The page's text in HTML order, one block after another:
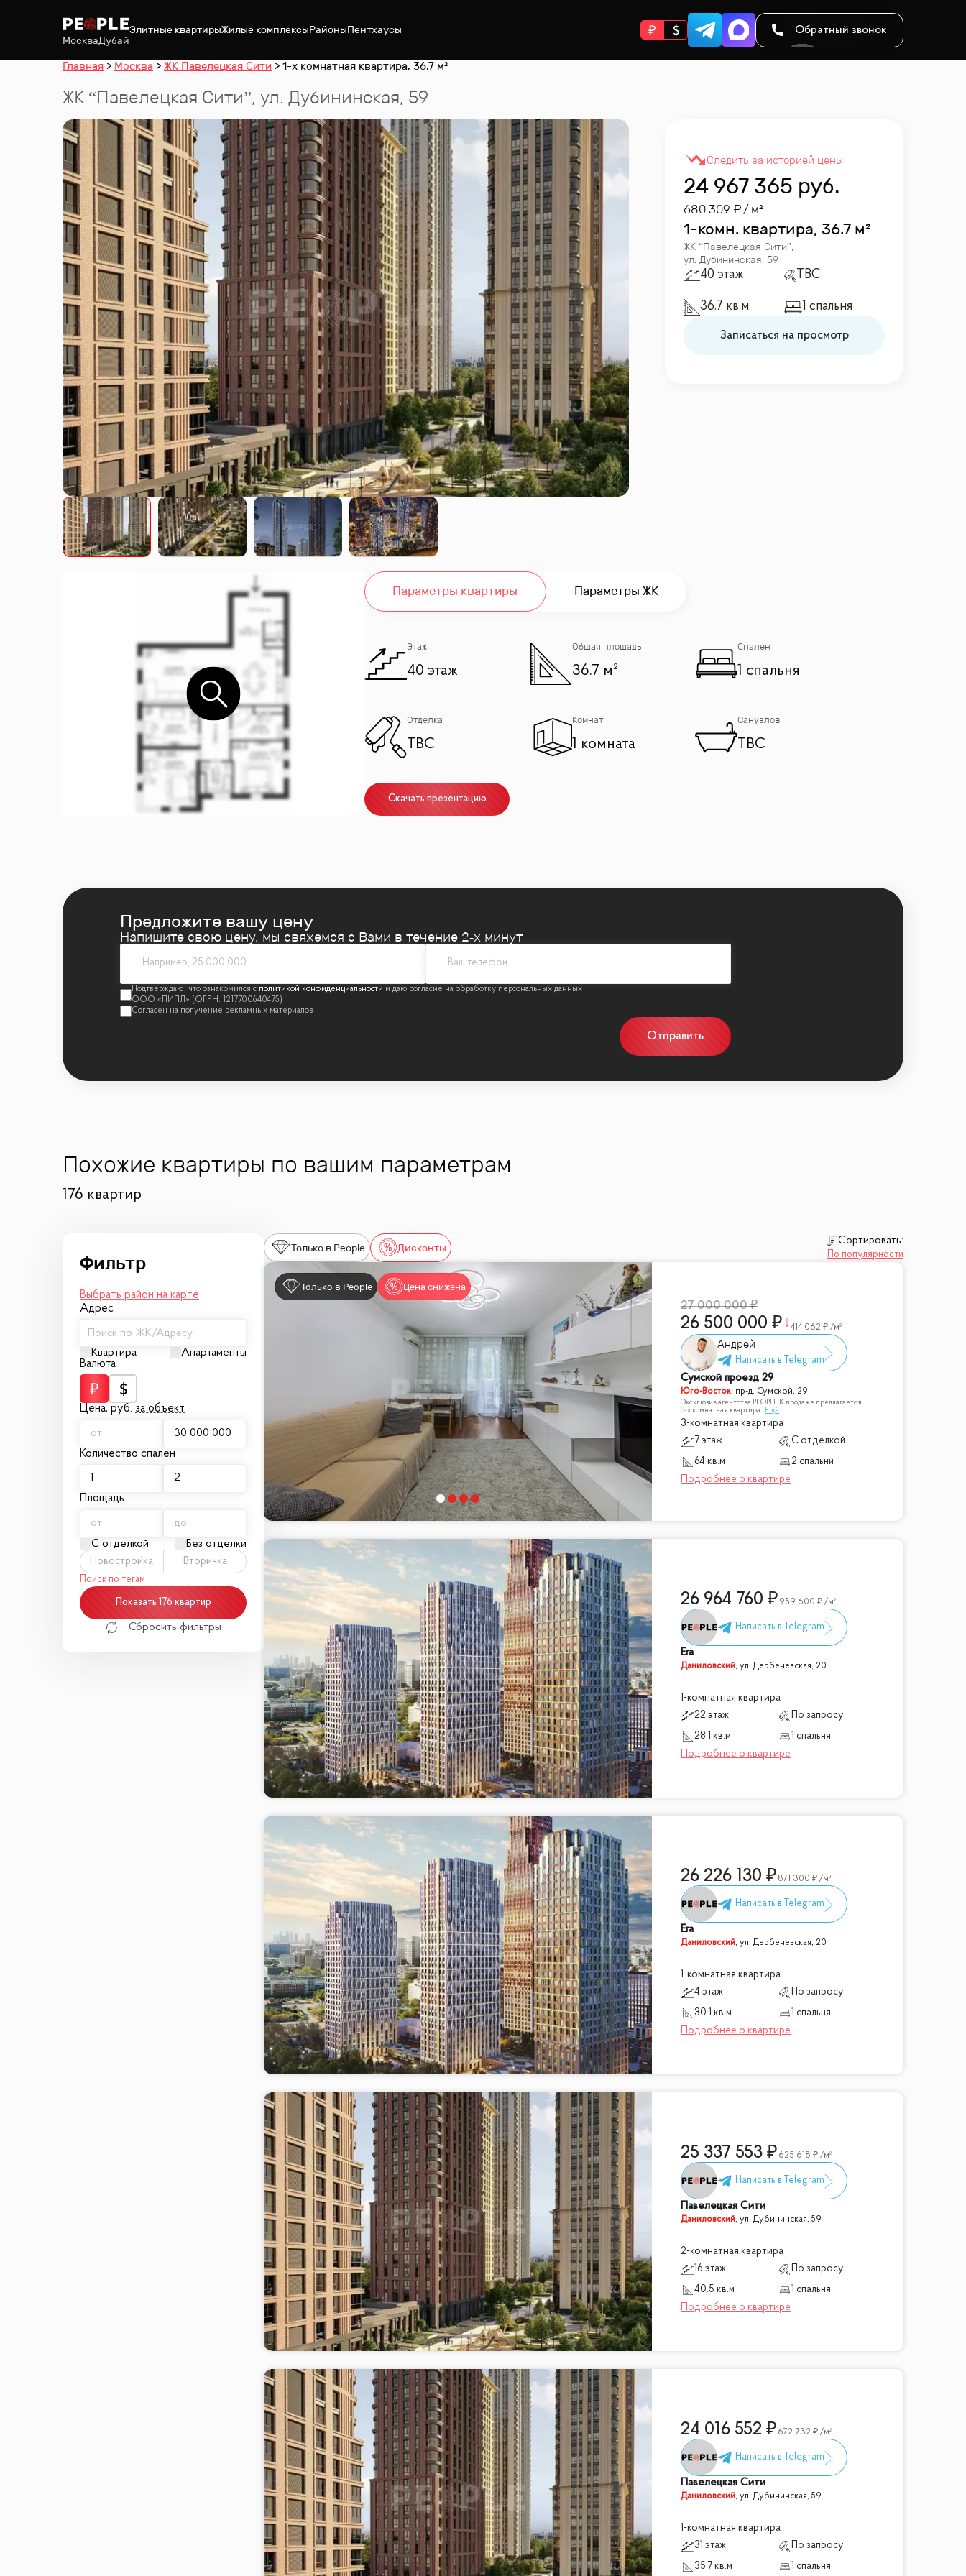
МоскваДубай
Элитные квартирыЖилые комплексыРайоныПентхаусы Обратный звонок
Главная Москва ЖК Павелецкая Сити 1-х комнатная квартира, 36.7 м²
ЖК “Павелецкая Сити”, ул. Дубининская, 59
24 967 365 руб.
680 309 / м²
1-комн. квартира, 36.7 м²
ЖК “Павелецкая Сити”,
ул. Дубининская, 59
40 этаж TBC
36.7 кв.м 1 спальня
Записаться на просмотр
Параметры квартиры Параметры ЖК
Этаж
40 этаж
Общая площадь
36.7 м²
Спален
1 спальня
Отделка
TBC
Комнат
1 комната
Санузлов
TBC
Скачать презентацию
Предложите вашу цену
Напишите свою цену, мы свяжемся с Вами в течение 2‑х минут
политикой конфиденциальности
Отправить
Похожие квартиры по вашим параметрам
176 квартир
Выбрать район на карте
Адрес
Поиск по ЖК/Адресу
Квартира
Апартаменты
Валюта
Цена, руб. за объект
Количество спален
Площадь
С отделкой Без отделки
Новостройка Вторичка
Поиск по тегам
Показать 176 квартир
Сбросить фильтры
Только в People Дисконты
Сортировать:
По популярности
Только в People Цена снижена
27 000 000
26 500 000 414 062 /м²
Андрей
Сумской проезд 29
Юго-Восток, пр-д. Сумской, 29
Эксклюзив агентства PEOPLE К продаже предлагается
3-х комнатная квартира...Ещё
3-комнатная квартира
7 этаж
С отделкой
64 кв.м
2 спальни
26 964 760 959 600 /м²
Era
Даниловский, ул. Дербеневская, 20
1-комнатная квартира
22 этаж
По запросу
28.1 кв.м
1 спальня
26 226 130 871 300 /м²
Era
Даниловский, ул. Дербеневская, 20
1-комнатная квартира
4 этаж
По запросу
30.1 кв.м
1 спальня
25 337 553 625 618 /м²
Павелецкая Сити
Даниловский, ул. Дубининская, 59
2-комнатная квартира
16 этаж
По запросу
40.5 кв.м
1 спальня
24 016 552 672 732 /м²
Павелецкая Сити
Даниловский, ул. Дубининская, 59
1-комнатная квартира
31 этаж
По запросу
35.7 кв.м
1 спальня